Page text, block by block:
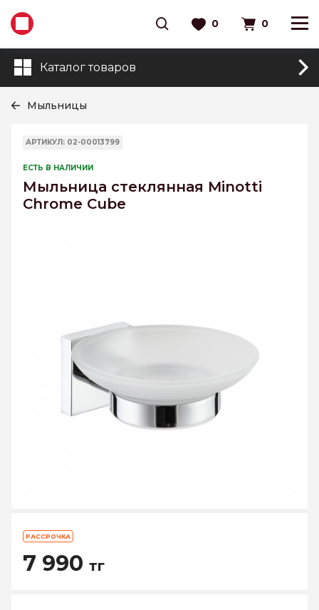
0 0
Каталог товаров
Мыльницы
АРТИКУЛ: 02-00013799
ЕСТЬ В НАЛИЧИИ
Мыльница стеклянная Minotti
Chrome Cube
РАССРОЧКА
7 990 тг